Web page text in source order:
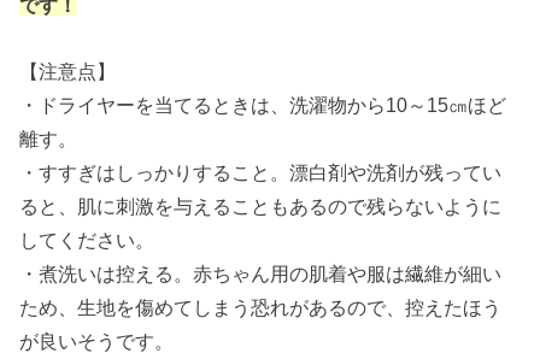
です！
【注意点】
・ドライヤーを当てるときは、洗濯物から10～15㎝ほど
離す。
・すすぎはしっかりすること。漂白剤や洗剤が残ってい
ると、肌に刺激を与えることもあるので残らないように
してください。
・煮洗いは控える。赤ちゃん用の肌着や服は繊維が細い
ため、生地を傷めてしまう恐れがあるので、控えたほう
が良いそうです。